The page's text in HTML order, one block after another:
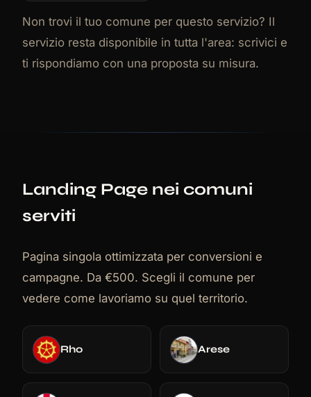
Non trovi il tuo comune per questo servizio? Il
servizio resta disponibile in tutta l'area: scrivici e
ti rispondiamo con una proposta su misura.
Landing Page nei comuni
serviti
Pagina singola ottimizzata per conversioni e
campagne. Da €500. Scegli il comune per
vedere come lavoriamo su quel territorio.
Rho Arese